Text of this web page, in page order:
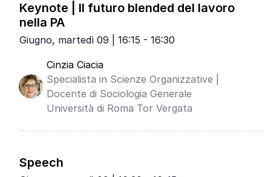
Keynote | Il futuro blended del lavoro
nella PA
Giugno, martedì 09 | 16:15 - 16:30
Cinzia Ciacia
Specialista in Scienze Organizzative |
Docente di Sociologia Generale
Università di Roma Tor Vergata
Speech